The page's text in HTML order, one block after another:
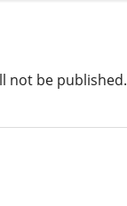
not be published.